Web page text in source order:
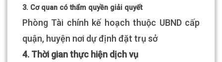
3. Cơ quan có thẩm quyền giải quyết
Phòng Tài chính kế hoạch thuộc UBND cấp
quận, huyện nơi dự định đặt trụ sở
4. Thời gian thực hiện dịch vụ